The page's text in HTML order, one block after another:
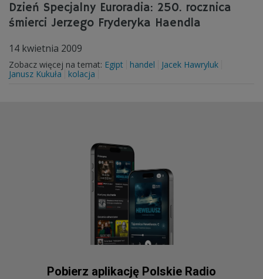
Dzień Specjalny Euroradia: 250. rocznica
śmierci Jerzego Fryderyka Haendla
14 kwietnia 2009
Zobacz więcej na temat: Egipt handel
Jacek Hawryluk
Janusz Kukuła
kolacja
Pobierz aplikację Polskie Radio